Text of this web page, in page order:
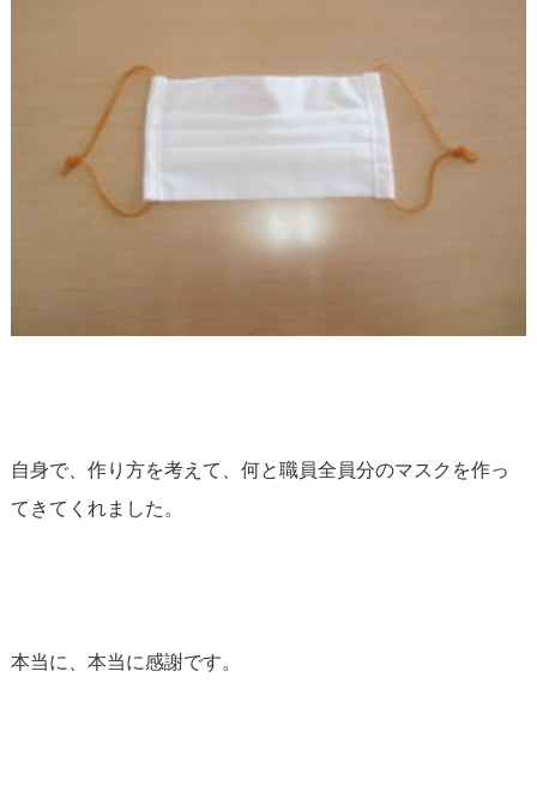
自身で、作り方を考えて、何と職員全員分のマスクを作っ
てきてくれました。
本当に、本当に感謝です。